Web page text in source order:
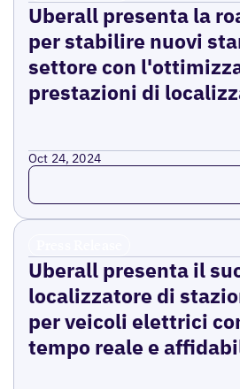
Uberall presenta la
per stabilire nuovi
settore con
prestazioni di
Oct 24, 2024
Read more
Uberall presenta il
localizzatore di
per veicoli elettrici
tempo reale e